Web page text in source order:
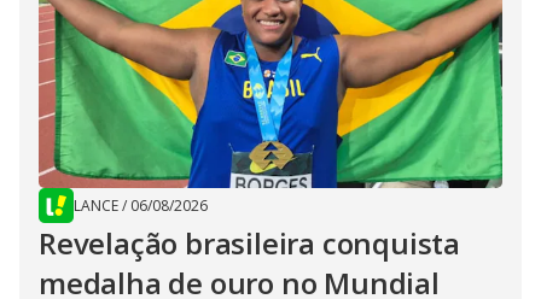
LANCE/ 06/08/2026
Revelação brasileira conquista
medalha de ouro no Mundial